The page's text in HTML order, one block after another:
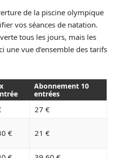
de la piscine olympique
vos séances de natation.
tous les jours, mais les
une vue d’ensemble des tarifs
Abonnement 10
entrées
27 €
€ 21 €